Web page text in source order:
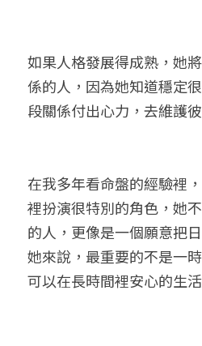
如果人格發展得成熟，她
係的人，因為她知道穩定
段關係付出心力，去維護
在我多年看命盤的經驗裡
裡扮演很特別的角色，她
的人，更像是一個願意把
她來說，最重要的不是一
可以在長時間裡安心的生活